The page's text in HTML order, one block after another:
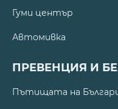
Гуми център
Автомивка
ПРЕВЕНЦИЯ И
Пътищата на